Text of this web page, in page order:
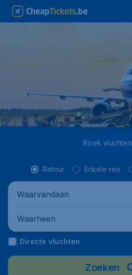
Boek vluchten
Retour Enkele reis
Waarvandaan
Waarheen
Directe vluchten
Zoeken